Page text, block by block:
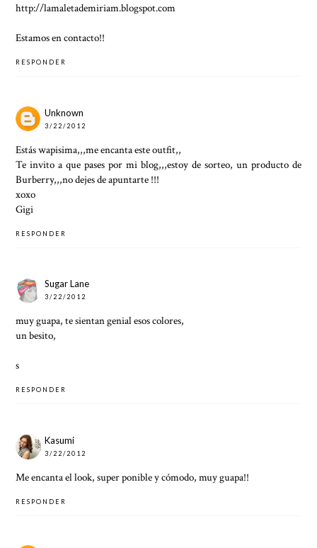
http://lamaletademiriam.blogspot.com
Estamos en contacto!!
RESPONDER
Unknown
3/22/2012
Estás wapisima,,,me encanta este outfit,,
Te invito a que pases por mi blog,,,estoy de sorteo, un producto de
Burberry,,,no dejes de apuntarte !!!
xoxo
Gigi
RESPONDER
Sugar Lane
3/22/2012
muy guapa, te sientan genial esos colores,
un besito,
s
RESPONDER
Kasumi
3/22/2012
Me encanta el look, super ponible y cómodo, muy guapa!!
RESPONDER